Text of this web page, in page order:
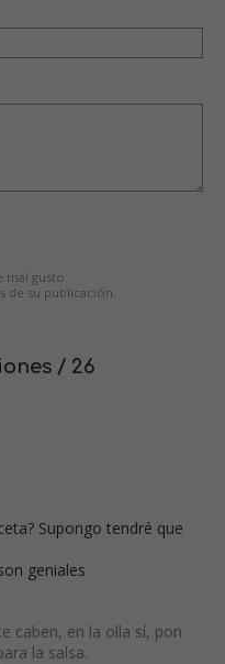
gusto.
de su publicación.
/ 26
Supongo tendré que
geniales
caben, en la olla sí, pon
la salsa.